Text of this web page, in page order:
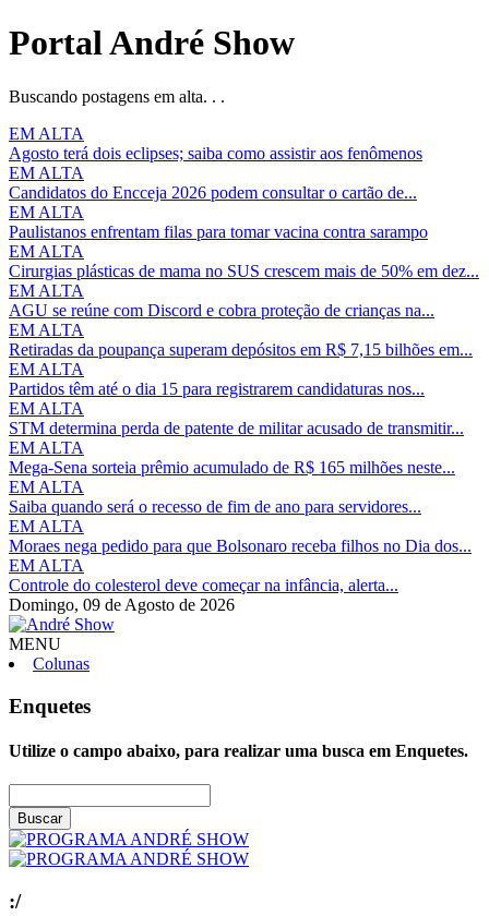
Portal André Show
Buscando postagens em alta. . .
EM ALTA
Agosto terá dois eclipses; saiba como assistir aos fenômenos
EM ALTA
Candidatos do Encceja 2026 podem consultar o cartão de...
EM ALTA
Paulistanos enfrentam filas para tomar vacina contra sarampo
EM ALTA
Cirurgias plásticas de mama no SUS crescem mais de 50% em dez...
EM ALTA
AGU se reúne com Discord e cobra proteção de crianças na...
EM ALTA
Retiradas da poupança superam depósitos em R$ 7,15 bilhões em...
EM ALTA
Partidos têm até o dia 15 para registrarem candidaturas nos...
EM ALTA
STM determina perda de patente de militar acusado de transmitir...
EM ALTA
Mega-Sena sorteia prêmio acumulado de R$ 165 milhões neste...
EM ALTA
Saiba quando será o recesso de fim de ano para servidores...
EM ALTA
Moraes nega pedido para que Bolsonaro receba filhos no Dia dos...
EM ALTA
Controle do colesterol deve começar na infância, alerta...
Domingo, 09 de Agosto de 2026
MENU
Colunas
Enquetes
Utilize o campo abaixo, para realizar uma busca em Enquetes.
Buscar
:/